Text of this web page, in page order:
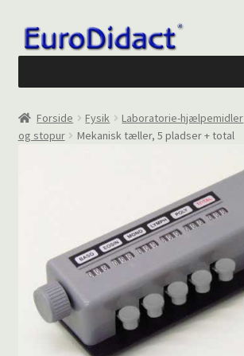
Spring
til
Spring
til
Om os
Forside Fysik Laboratorie-hjælpemidler
og stopur
Mekanisk tæller, 5 pladser + total